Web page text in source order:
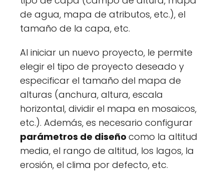
de agua, mapa de atributos, etc.), el
tamaño de la capa, etc.
Al iniciar un nuevo proyecto, le permite
elegir el tipo de proyecto deseado y
especificar el tamaño del mapa de
alturas (anchura, altura, escala
horizontal, dividir el mapa en mosaicos,
etc.). Además, es necesario configurar
parámetros de diseño como la altitud
media, el rango de altitud, los lagos, la
erosión, el clima por defecto, etc.